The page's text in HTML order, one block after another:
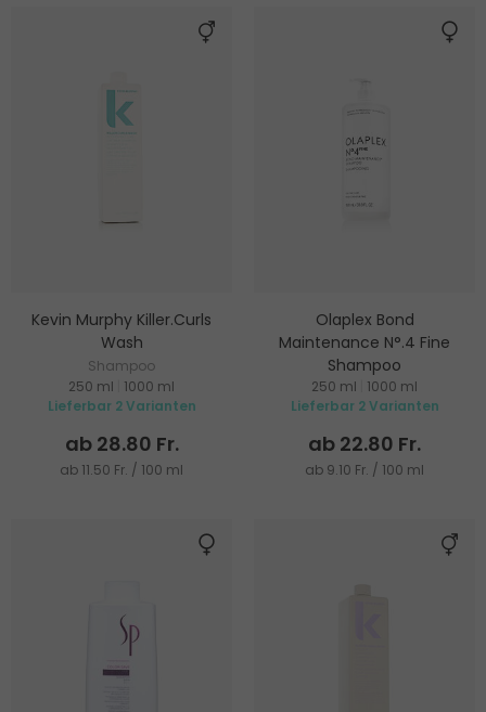
Kevin Murphy Killer.Curls
Wash
Shampoo
250 ml
1000 ml
Lieferbar 2 Varianten
ab 28.80 Fr.
ab 11.50 Fr. / 100 ml
Olaplex Bond
Maintenance N°.4 Fine
Shampoo
Shampoo
250 ml
1000 ml
Lieferbar 2 Varianten
ab 22.80 Fr.
ab 9.10 Fr. / 100 ml